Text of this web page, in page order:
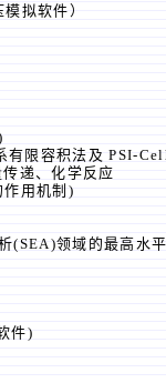
模拟软件）
有限容积法及 PSI-
递、化学反应
作用机制)
(SEA)领域的最高水
件)